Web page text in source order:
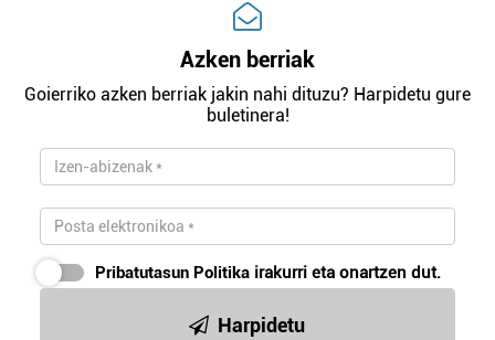
Azken berriak
Goierriko azken berriak jakin nahi dituzu? Harpidetu gure
buletinera!
Pribatutasun Politika irakurri eta onartzen dut.
Harpidetu